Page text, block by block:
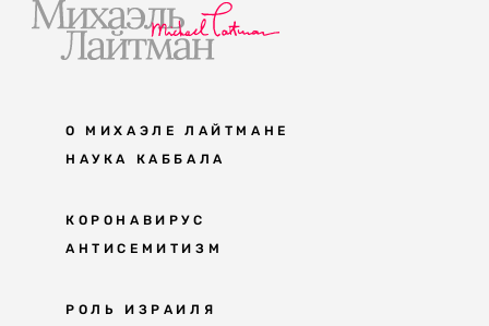
О МИХАЭЛЕ ЛАЙТМАНЕ
НАУКА КАББАЛА
Мудрость каббалы
Каббала сегодня
Великие каббалисты
КОРОНАВИРУС
АНТИСЕМИТИЗМ
Антисемитизм в современном мире
РОЛЬ ИЗРАИЛЯ